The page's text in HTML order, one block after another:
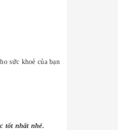
sức khoẻ của bạn
tốt nhất nhé.